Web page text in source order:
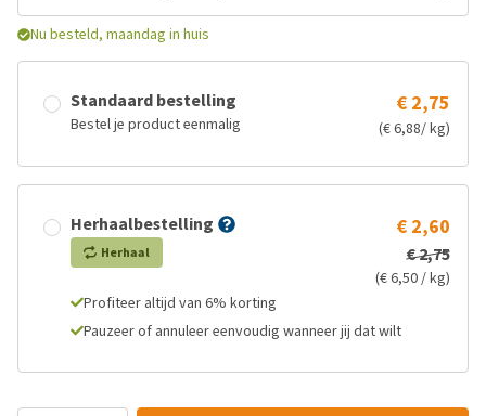
Nu besteld, maandag in huis
Standaard bestelling
Bestel je product eenmalig
€ 2,75
(€ 6,88/ kg)
Herhaalbestelling
Herhaal
€ 2,60
€ 2,75
(€ 6,50 / kg)
Profiteer altijd van 6% korting
Pauzeer of annuleer eenvoudig wanneer jij dat wilt